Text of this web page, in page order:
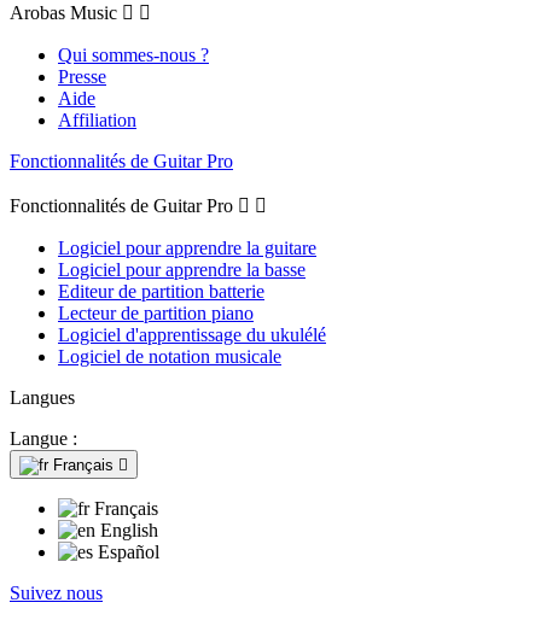
Arobas Music  
Qui sommes-nous ?
Presse
Aide
Affiliation
Fonctionnalités de Guitar Pro
Fonctionnalités de Guitar Pro  
Logiciel pour apprendre la guitare
Logiciel pour apprendre la basse
Editeur de partition batterie
Lecteur de partition piano
Logiciel d'apprentissage du ukulélé
Logiciel de notation musicale
Langues
Langue :
Français 
Français
English
Español
Suivez nous